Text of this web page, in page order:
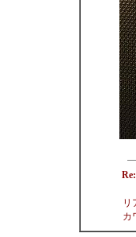
リ
カ